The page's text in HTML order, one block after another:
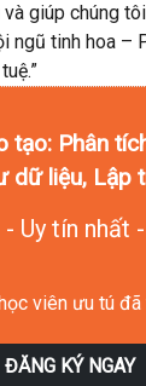
và giúp chúng
ngũ tinh hoa –
tạo: Phân
dữ liệu, Lập
Uy tín nhất
viên ưu tú
ĐĂNG KÝ NGAY